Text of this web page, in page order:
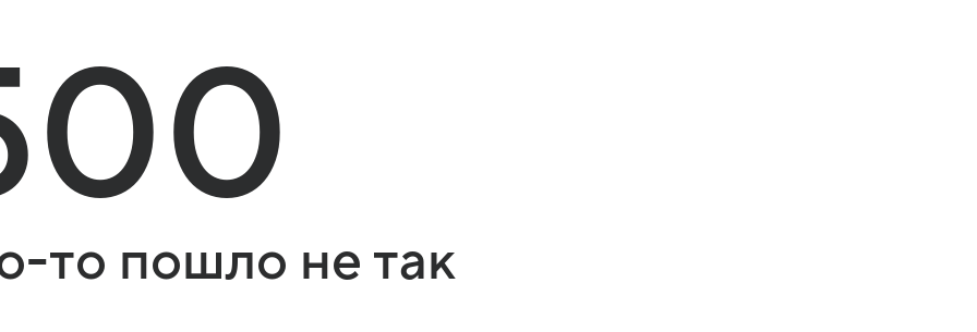
то пошло не так